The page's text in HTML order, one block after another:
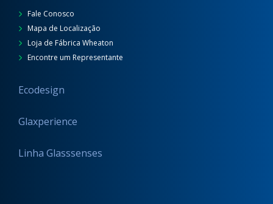
Fale Conosco
Mapa de Localização
Loja de Fábrica Wheaton
Encontre um Representante
Ecodesign
Glaxperience
Linha Glasssenses